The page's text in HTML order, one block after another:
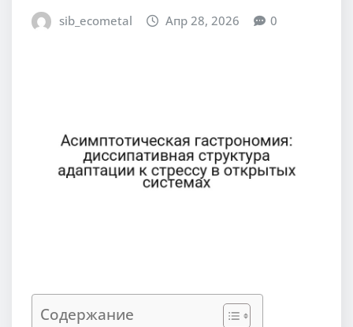
sib_ecometal Апр 28, 2026 0
Содержание